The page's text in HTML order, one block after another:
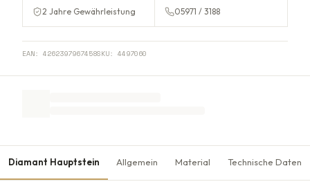
2 Jahre Gewährleistung 05971 / 3188
EAN: 4262397967458SKU: 4497060
Diamant Hauptstein Allgemein Material Technische Daten